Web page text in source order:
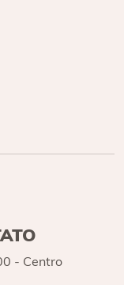
- Centro